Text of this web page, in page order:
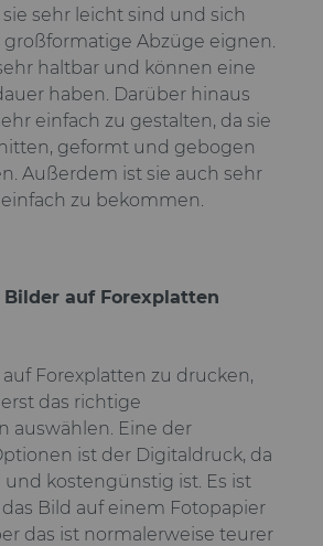
sie sehr leicht sind und sich
großformatige Abzüge eignen.
haltbar und können eine
haben. Darüber hinaus
einfach zu gestalten, da sie
geformt und gebogen
Außerdem ist sie auch sehr
zu bekommen.
Bilder auf Forexplatten
auf Forexplatten zu drucken,
das richtige
auswählen. Eine der
ist der Digitaldruck, da
und kostengünstig ist. Es ist
Bild auf einem Fotopapier
das ist normalerweise teurer